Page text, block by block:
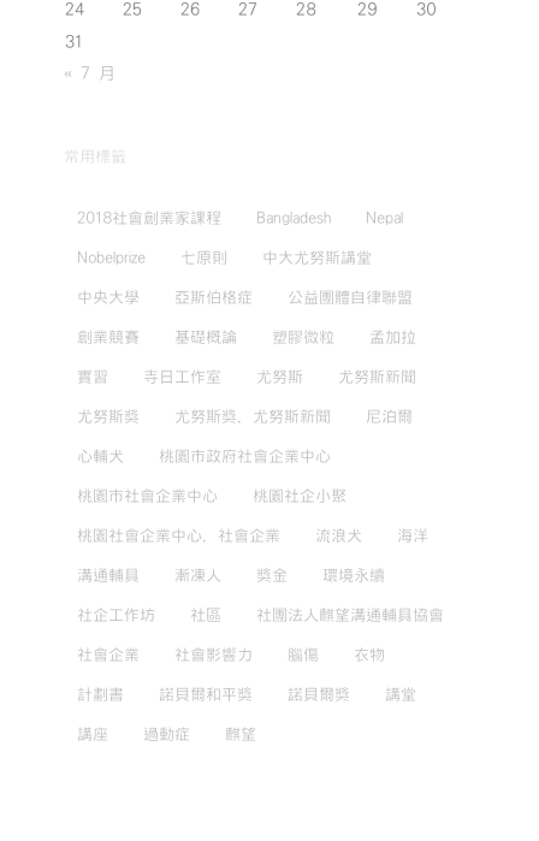
24
25 26 27 28 29
30
31
« 7 月
常用標籤
2018社會創業家課程 Bangladesh Nepal
Nobelprize 七原則 中大尤努斯講堂
中央大學 亞斯伯格症 公益團體自律聯盟
創業競賽 基礎概論 塑膠微粒 孟加拉
實習 寺日工作室 尤努斯 尤努斯新聞
尤努斯獎 尤努斯獎，尤努斯新聞 尼泊爾
心輔犬 桃園市政府社會企業中心
桃園市社會企業中心 桃園社企小聚
桃園社會企業中心，社會企業 流浪犬 海洋
溝通輔具 漸凍人 獎金 環境永續
社企工作坊 社區 社團法人麒望溝通輔具協會
社會企業 社會影響力 腦傷 衣物
計劃書 諾貝爾和平獎 諾貝爾獎 講堂
講座 過動症 麒望